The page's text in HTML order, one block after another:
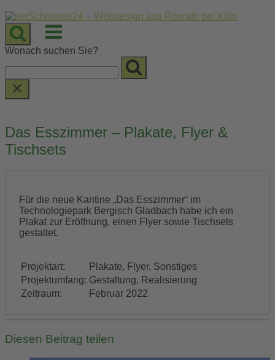
Skip
to
content
Menu
Wonach suchen Sie?
Das Esszimmer – Plakate, Flyer &
Tischsets
Für die neue Kantine „Das Esszimmer“ im
Technologiepark Bergisch Gladbach habe ich ein
Plakat zur Eröffnung, einen Flyer sowie Tischsets
gestaltet.
Projektart:
Plakate, Flyer, Sonstiges
Projektumfang: Gestaltung, Realisierung
Zeitraum:
Februar 2022
Diesen Beitrag teilen